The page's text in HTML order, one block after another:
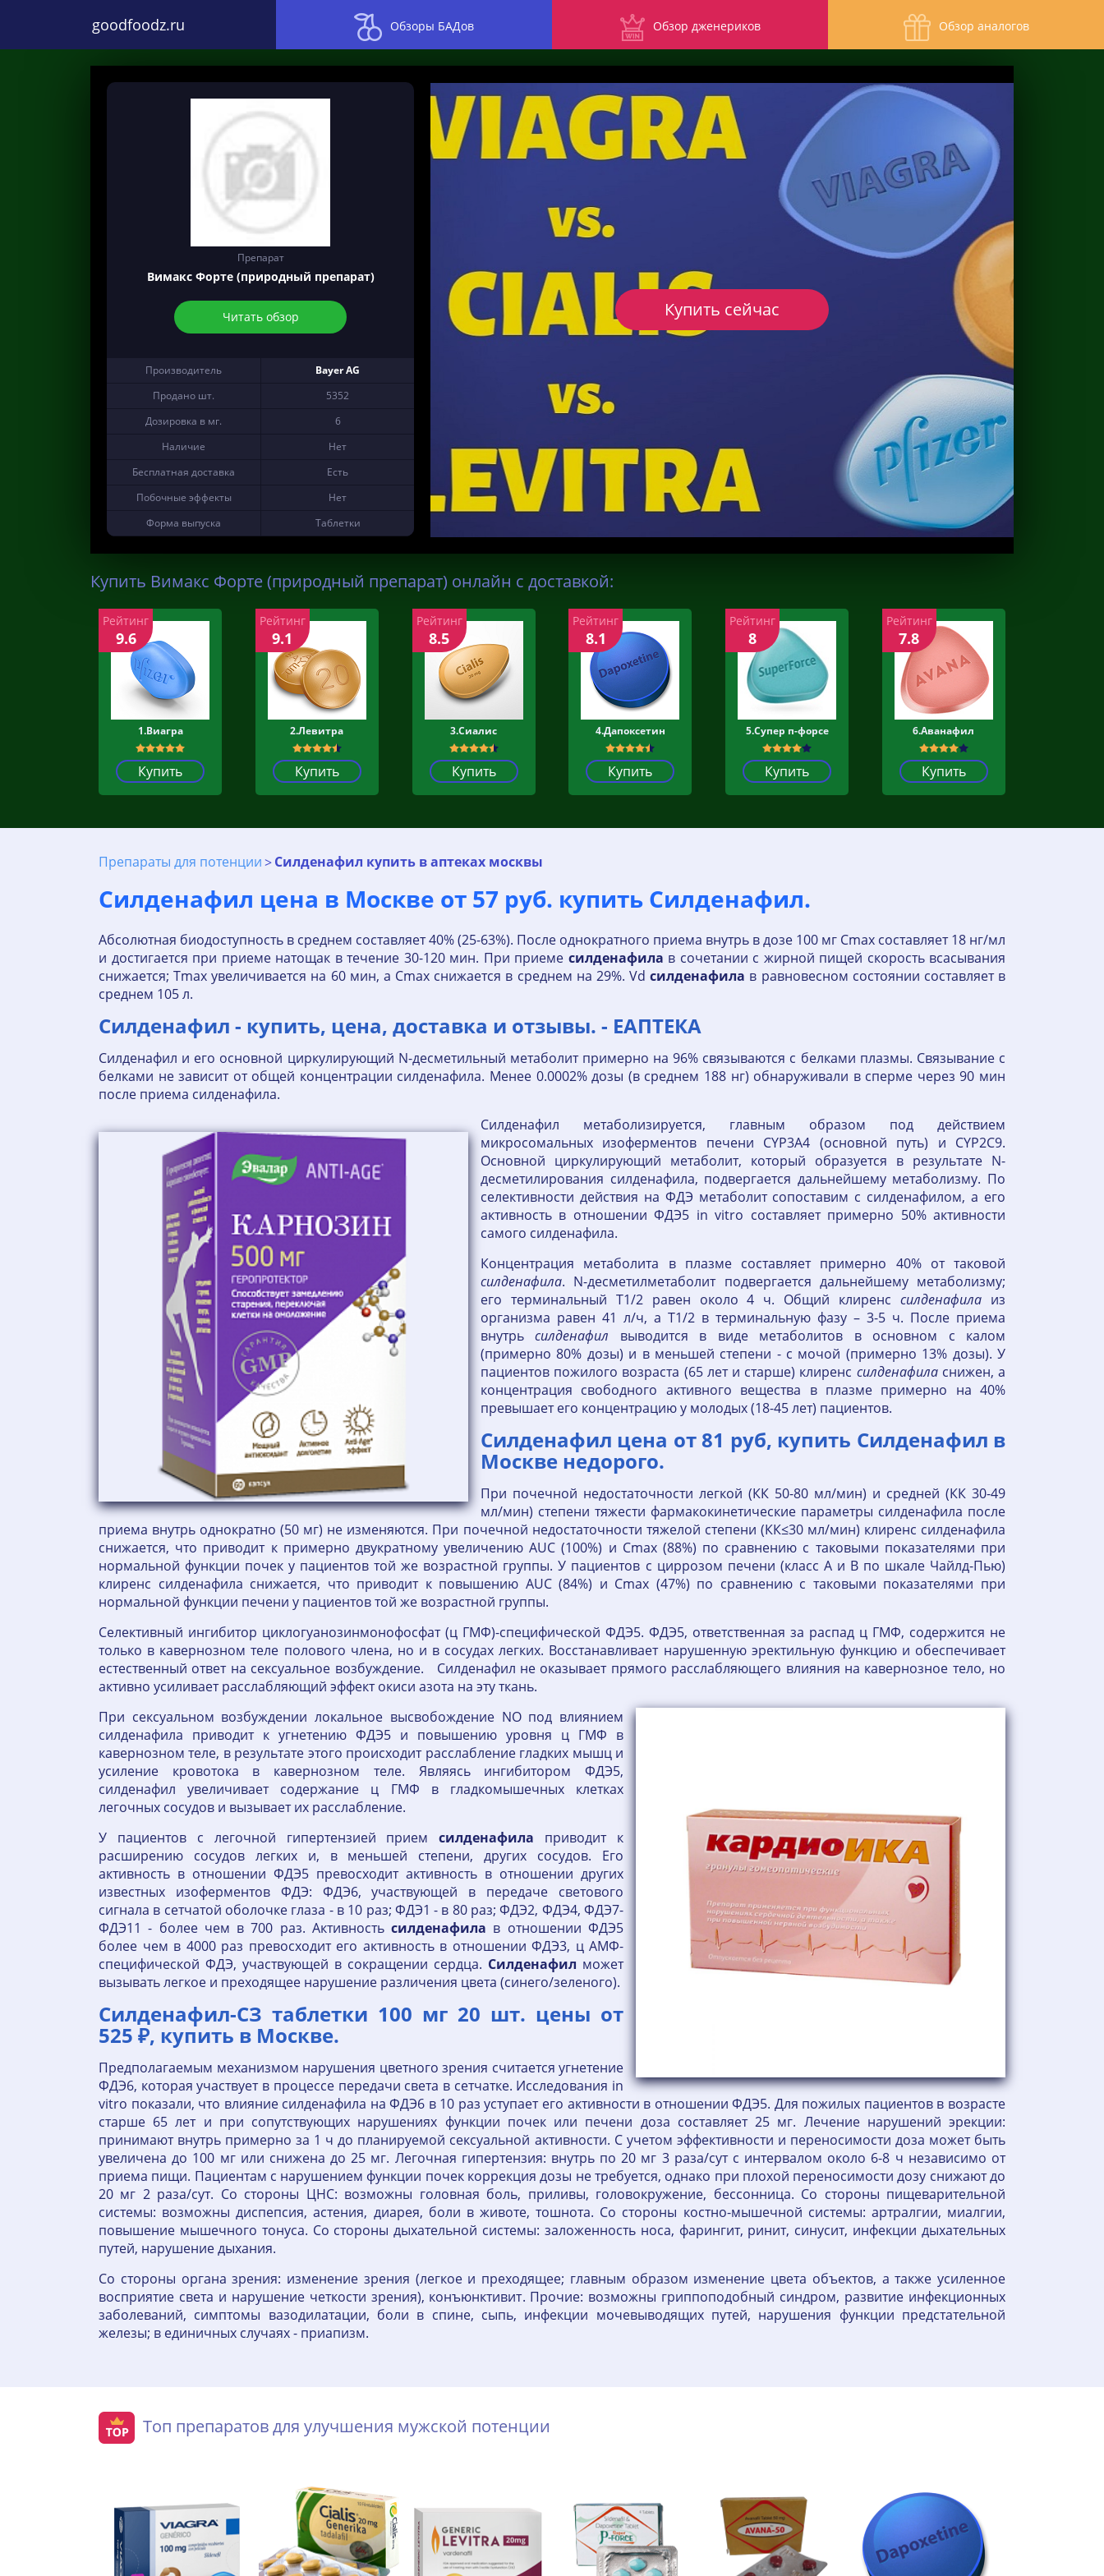
goodfoodz.ru Обзоры БАДов Обзор дженериков Обзор аналогов
Препарат
Вимакс Форте (природный препарат)
Читать обзор
Производитель
Bayer AG
Продано шт.
5352
Дозировка в мг.
6
Наличие
Нет
Бесплатная доставка
Есть
Побочные эффекты
Нет
Форма выпуска
Таблетки
Купить сейчас
Купить Вимакс Форте (природный препарат) онлайн с доставкой:
1.Виагра
Купить
Рейтинг
9.6
2.Левитра
Купить
Рейтинг
9.1
3.Сиалис
Купить
Рейтинг
8.5
4.Дапоксетин
Купить
Рейтинг
8.1
5.Супер п-форсе
Купить
Рейтинг
8
6.Аванафил
Купить
Рейтинг
7.8
Препараты для потенции Силденафил купить в аптеках москвы
Силденафил цена в Москве от 57 руб. купить Силденафил.
Абсолютная биодоступность в среднем составляет 40% (25-63%). После однократного приема внутрь в дозе 100 мг Cmax составляет 18 нг/мл
и достигается при приеме натощак в течение 30-120 мин. При приеме силденафила в сочетании с жирной пищей скорость всасывания
снижается; Тmax увеличивается на 60 мин, а Cmax снижается в среднем на 29%. Vdсилденафила в равновесном состоянии составляет в
среднем 105 л.
Силденафил - купить, цена, доставка и отзывы. - ЕАПТЕКА
Силденафил и его основной циркулирующий N-десметильный метаболит примерно на 96% связываются с белками плазмы. Связывание с
белками не зависит от общей концентрации силденафила. Менее 0.0002% дозы (в среднем 188 нг) обнаруживали в сперме через 90 мин
после приема силденафила.
Силденафил метаболизируется, главным образом под действием
микросомальных изоферментов печени CYP3A4 (основной путь) и CYP2C9.
Основной циркулирующий метаболит, который образуется в результате N-
десметилирования силденафила, подвергается дальнейшему метаболизму. По
селективности действия на ФДЭ метаболит сопоставим с силденафилом, а его
активность в отношении ФДЭ5 in vitro составляет примерно 50% активности
самого силденафила.
Концентрация метаболита в плазме составляет примерно 40% от таковой
силденафила. N-десметилметаболит подвергается дальнейшему метаболизму;
его терминальный T1/2 равен около 4 ч. Общий клиренссилденафила из
организма равен 41 л/ч, а T1/2 в терминальную фазу – 3-5 ч. После приема
внутрьсилденафил выводится в виде метаболитов в основном с калом
(примерно 80% дозы) и в меньшей степени - с мочой (примерно 13% дозы). У
пациентов пожилого возраста (65 лет и старше) клиренс силденафиласнижен, а
концентрация свободного активного вещества в плазме примерно на 40%
превышает его концентрацию у молодых (18-45 лет) пациентов.
Силденафил цена от 81 руб, купить Силденафил в
Москве недорого.
При почечной недостаточности легкой (КК 50-80 мл/мин) и средней (КК 30-49
мл/мин) степени тяжести фармакокинетические параметры силденафила после
приема внутрь однократно (50 мг) не изменяются. При почечной недостаточности тяжелой степени (КК≤30 мл/мин) клиренс силденафила
снижается, что приводит к примерно двукратному увеличению AUC (100%) и Cmax (88%) по сравнению с таковыми показателями при
нормальной функции почек у пациентов той же возрастной группы. У пациентов с циррозом печени (класс А и В по шкале Чайлд-Пью)
клиренс силденафила снижается, что приводит к повышению AUC (84%) и Cmax (47%) по сравнению с таковыми показателями при
нормальной функции печени у пациентов той же возрастной группы.
Селективный ингибитор циклогуанозинмонофосфат (ц ГМФ)-специфической ФДЭ5. ФДЭ5, ответственная за распад ц ГМФ, содержится не
только в кавернозном теле полового члена, но и в сосудах легких. Восстанавливает нарушенную эректильную функцию и обеспечивает
естественный ответ на сексуальное возбуждение. Силденафил не оказывает прямого расслабляющего влияния на кавернозное тело, но
активно усиливает расслабляющий эффект окиси азота на эту ткань.
При сексуальном возбуждении локальное высвобождение NO под влиянием
силденафила приводит к угнетению ФДЭ5 и повышению уровня ц ГМФ в
кавернозном теле, в результате этого происходит расслабление гладких мышц и
усиление кровотока в кавернозном теле. Являясь ингибитором ФДЭ5,
силденафил увеличивает содержание ц ГМФ в гладкомышечных клетках
легочных сосудов и вызывает их расслабление.
У пациентов с легочной гипертензией приемсилденафила приводит к
расширению сосудов легких и, в меньшей степени, других сосудов. Его
активность в отношении ФДЭ5 превосходит активность в отношении других
известных изоферментов ФДЭ: ФДЭ6, участвующей в передаче светового
сигнала в сетчатой оболочке глаза - в 10 раз; ФДЭ1 - в 80 раз; ФДЭ2, ФДЭ4, ФДЭ7-
ФДЭ11 - более чем в 700 раз. Активностьсилденафила в отношении ФДЭ5
более чем в 4000 раз превосходит его активность в отношении ФДЭ3, ц АМФ-
специфической ФДЭ, участвующей в сокращении сердца. Силденафил может
вызывать легкое и преходящее нарушение различения цвета (синего/зеленого).
Силденафил-СЗ таблетки 100 мг 20 шт. цены от
525 ₽, купить в Москве.
Предполагаемым механизмом нарушения цветного зрения считается угнетение
ФДЭ6, которая участвует в процессе передачи света в сетчатке. Исследования in
vitro показали, что влияние силденафила на ФДЭ6 в 10 раз уступает его активности в отношении ФДЭ5. Для пожилых пациентов в возрасте
старше 65 лет и при сопутствующих нарушениях функции почек или печени доза составляет 25 мг. Лечение нарушений эрекции:
принимают внутрь примерно за 1 ч до планируемой сексуальной активности. С учетом эффективности и переносимости доза может быть
увеличена до 100 мг или снижена до 25 мг. Легочная гипертензия: внутрь по 20 мг 3 раза/сут с интервалом около 6-8 ч независимо от
приема пищи. Пациентам с нарушением функции почек коррекция дозы не требуется, однако при плохой переносимости дозу снижают до
20 мг 2 раза/сут. Со стороны ЦНС: возможны головная боль, приливы, головокружение, бессонница. Со стороны пищеварительной
системы: возможны диспепсия, астения, диарея, боли в животе, тошнота. Со стороны костно-мышечной системы: артралгии, миалгии,
повышение мышечного тонуса. Со стороны дыхательной системы: заложенность носа, фарингит, ринит, синусит, инфекции дыхательных
путей, нарушение дыхания.
Со стороны органа зрения: изменение зрения (легкое и преходящее; главным образом изменение цвета объектов, а также усиленное
восприятие света и нарушение четкости зрения), конъюнктивит. Прочие: возможны гриппоподобный синдром, развитие инфекционных
заболеваний, симптомы вазодилатации, боли в спине, сыпь, инфекции мочевыводящих путей, нарушения функции предстательной
железы; в единичных случаях - приапизм.
Топ препаратов для улучшения мужской потенции